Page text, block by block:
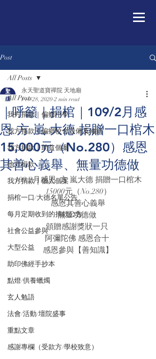
Post
All Posts
我方捐款｜偏鄉小學
我方捐款｜偏鄉校舍設備及修繕
我方捐款｜助貧個案
他方捐款
我方捐款｜個人個案
捐棺一口/大德名單公告
每月定期收到的捐款公告
社會公益參與
大型公益
助印佛經手抄本
點燈/供養蠟燭
玄人勉語
法會/活動/壇院盛事
重點文章
感謝專欄（受款方/學校致意）
All Posts
｜呼籲｜捐棺｜109/2月感
恩 方 嵐 大德 捐贈一口棺木
15,000元（No.280）感恩
其善心義舉、無量功德做
永天聖道寶禪院 天地廟
Feb 28, 2020 2 min read
109/2月感恩  方 嵐大德 捐贈一口棺木
15000元（No.280）
感恩其善心義舉
無量功德做
頒贈感謝獎狀一只
阿彌陀佛 感恩合十
感恩參與【善知識】